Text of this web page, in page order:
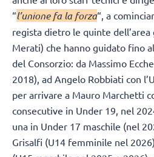
“l’unione fa la forza“, a
regista dietro le quinte dell’area
Merati) che hanno guidato fino
del Consorzio: da Massimo
2018), ad Angelo Robbiati con
per arrivare a Mauro Marchetti
consecutive in Under 19, nel
una in Under 17 maschile (nel
Grisalfi (U14 femminile nel